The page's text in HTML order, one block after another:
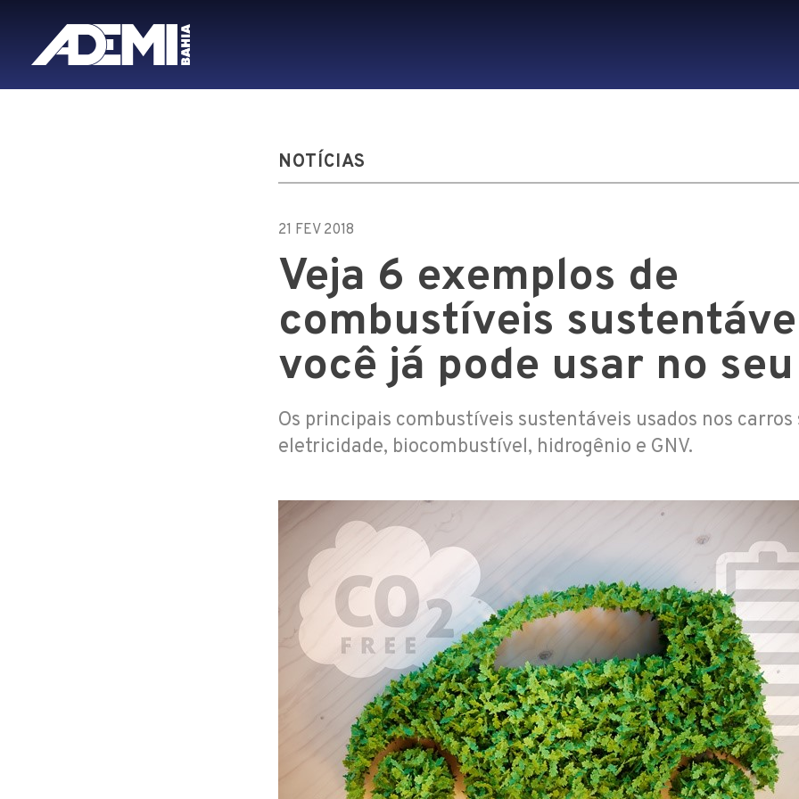
NOTÍCIAS
21 FEV 2018
Veja 6 exemplos de
combustíveis
você já pode usar no
Os principais combustíveis sustentáveis usados nos carros
eletricidade, biocombustível, hidrogênio e GNV.